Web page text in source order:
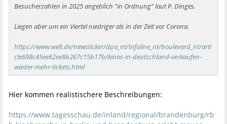
Besucherzahlen in 2025 angeblich "in Ordnung" laut P. Dinges.
Liegen aber um ein Viertel niedriger als in der Zeit vor Corona.
https://www.welt.de/newsticker/dpa_nt/infoline_nt/boulevard_nt/arti
cle698c45ee62ee8b267c15b17b/kinos-in-deutschland-verkaufen-
wieder-mehr-tickets.html
Hier kommen realistischere Beschreibungen:
https://www.tagesschau.de/inland/regional/brandenburg/rb